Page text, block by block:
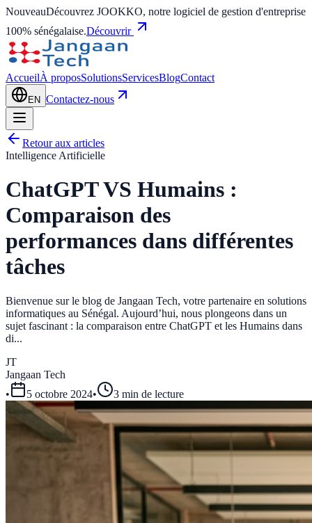
NouveauDécouvrez JOOKKO, notre logiciel de gestion d'entreprise
100% sénégalaise.Découvrir
AccueilÀ proposSolutionsServicesBlogContact
EN Contactez-nous
Retour aux articles
Intelligence Artificielle
ChatGPT VS Humains :
Comparaison des
performances dans différentes
tâches
Bienvenue sur le blog de Jangaan Tech, votre partenaire en solutions
informatiques au Sénégal. Aujourd’hui, nous plongeons dans un
sujet fascinant : la comparaison entre ChatGPT et les Humains dans
di...
JT
Jangaan Tech
•
5 octobre 2024• 3 min de lecture